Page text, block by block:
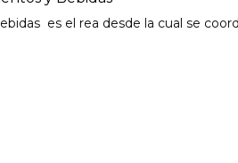
es el rea desde la cual se